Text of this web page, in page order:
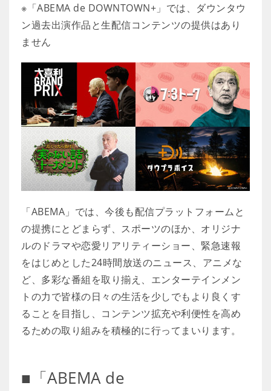
※「ABEMA de DOWNTOWN+」では、ダウンタウ
ン過去出演作品と生配信コンテンツの提供はあり
ません
「ABEMA」では、今後も配信プラットフォームと
の提携にとどまらず、スポーツのほか、オリジナ
ルのドラマや恋愛リアリティーショー、緊急速報
をはじめとした24時間放送のニュース、アニメな
ど、多彩な番組を取り揃え、エンターテインメン
トの力で皆様の日々の生活を少しでもより良くす
ることを目指し、コンテンツ拡充や利便性を高め
るための取り組みを積極的に行ってまいります。
■「ABEMA de